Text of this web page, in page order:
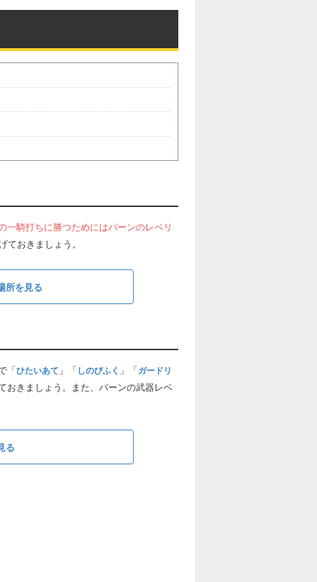
一騎打ちに勝つためにはパーンのレベリ
おきましょう。
所を見る
「ひたいあて 」「しのびふく 」「ガードリ
おきましょう。また、パーンの武器レベ
る